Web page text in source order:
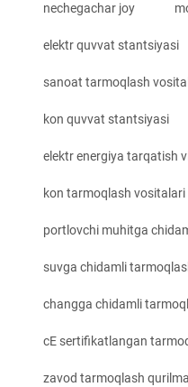
nechegachar joy
elektr quvvat stantsiyasi
sanoat tarmoqlash
kon quvvat stantsiyasi
elektr energiya tarqatish
kon tarmoqlash vositalari
portlovchi muhitga
suvga chidamli
changga chidamli
cE sertifikatlangan
zavod tarmoqlash